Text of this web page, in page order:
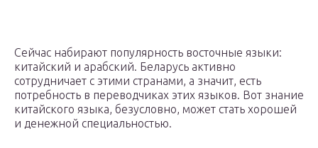
Сейчас набирают популярность восточные языки:
китайский и арабский. Беларусь активно
сотрудничает с этими странами, а значит, есть
потребность в переводчиках этих языков. Вот знание
китайского языка, безусловно, может стать хорошей
и денежной специальностью.